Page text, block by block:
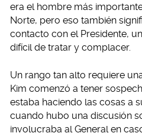
era el hombre más
Norte, pero eso también
contacto con el Presidente,
difícil de tratar y complacer.
Un rango tan alto requiere
Kim comenzó a tener
estaba haciendo las cosas a
cuando hubo una discusión
involucraba al General en